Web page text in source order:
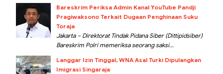
Bareskrim Periksa Admin Kanal YouTube Pandji
Pragiwaksono Terkait Dugaan Penghinaan Suku
Toraja
Jakarta – Direktorat Tindak Pidana Siber (Dittipidsiber)
Bareskrim Polri memeriksa seorang saksi...
Langgar Izin Tinggal, WNA Asal Turki Dipulangkan
Imigrasi Singaraja